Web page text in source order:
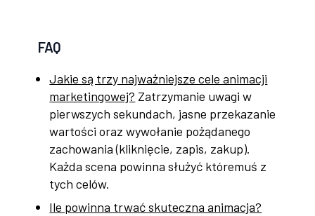
FAQ
Jakie są trzy najważniejsze cele animacji
marketingowej? Zatrzymanie uwagi w
pierwszych sekundach, jasne przekazanie
wartości oraz wywołanie pożądanego
zachowania (kliknięcie, zapis, zakup).
Każda scena powinna służyć któremuś z
tych celów.
Ile powinna trwać skuteczna animacja?